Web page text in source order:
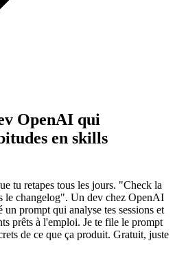
OpenAI qui
en skills
tu retapes tous les jours. "Check la
changelog". Un dev chez OpenAI
un prompt qui analyse tes sessions et
prêts à l'emploi. Je te file le prompt
de ce que ça produit. Gratuit, juste